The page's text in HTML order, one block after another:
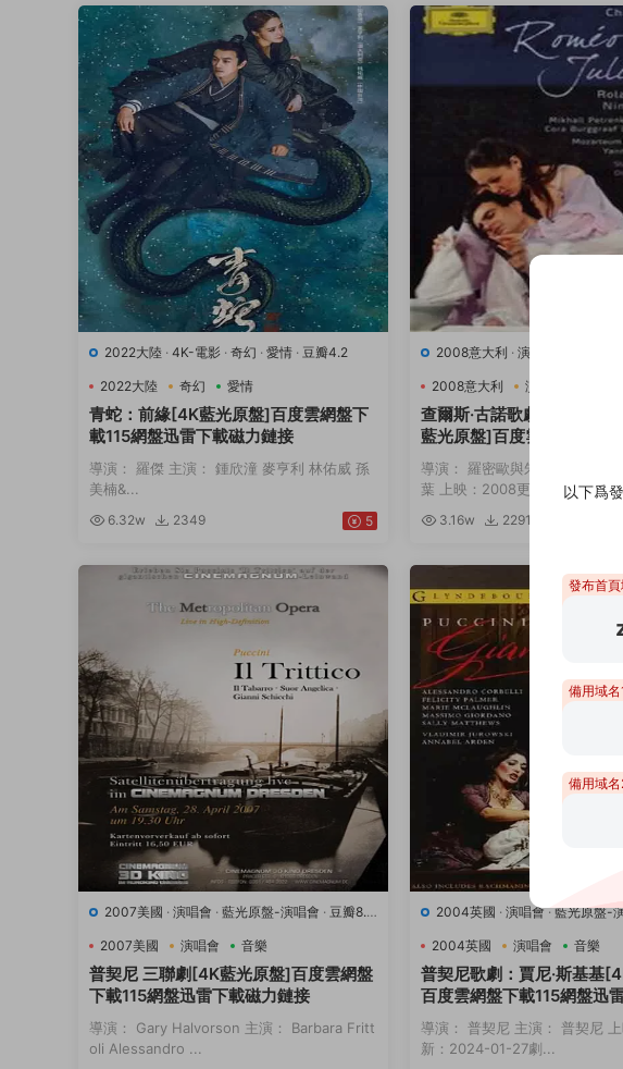
2022大陸 · 4K-電影 · 奇幻 · 愛情 · 豆瓣4.2
2022大陸 奇幻 愛情
青蛇：前緣[4K藍光原盤]百度雲網盤下
載115網盤迅雷下載磁力鏈接
導演： 羅傑 主演： 鍾欣潼 麥亨利 林佑威 孫
美楠&...
6.32w 2349 5
2008意大利 · 演唱會
2008意大利
演唱會
查爾斯·古諾歌劇：羅密歐與
藍光原盤]百度雲網盤下載
下載磁力鏈接
導演： 羅密歐與朱麗葉 主演：
葉 上映：2008更...
3.16w 2291
2007美國 · 演唱會 · 藍光原盤-演唱會 · 豆瓣8.9
2007美國
演唱會 音樂
普契尼 三聯劇[4K藍光原盤]百度雲網盤
下載115網盤迅雷下載磁力鏈接
導演： Gary Halvorson 主演： Barbara Fritt
oli Alessandro ...
2004英國 · 演唱會·藍光原盤-
2004英國
演唱會 音樂
普契尼歌劇：賈尼·斯基基
百度雲網盤下載115網盤迅
接
導演： 普契尼 主演： 普契尼
新：2024-01-27劇...
以下爲
發布首頁
備用域名
備用域